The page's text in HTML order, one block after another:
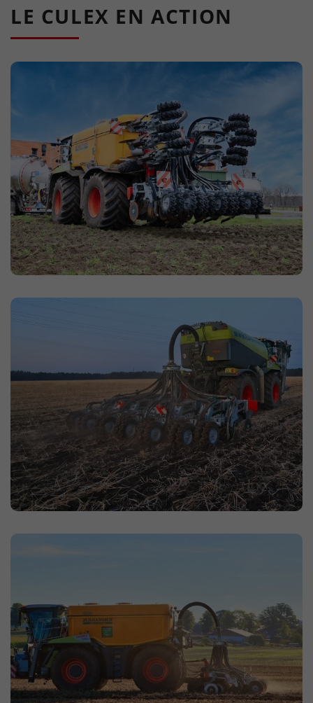
LE CULEX EN ACTION